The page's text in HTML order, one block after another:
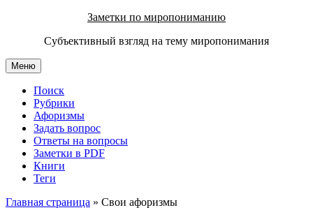
содержимому
Заметки по миропониманию
Субъективный взгляд на тему миропонимания
Меню
Поиск
Рубрики
Афоризмы
Задать вопрос
Ответы на вопросы
Заметки в PDF
Книги
Теги
Главная страница » Свои афоризмы